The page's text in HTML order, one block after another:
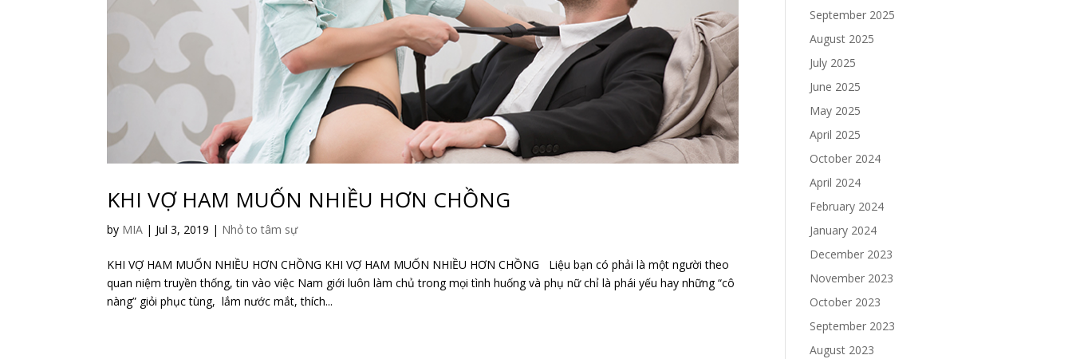
KHI VỢ HAM MUỐN NHIỀU HƠN CHỒNG
by MIA | Jul 3, 2019 | Nhỏ to tâm sự
KHI VỢ HAM MUỐN NHIỀU HƠN CHỒNG KHI VỢ HAM MUỐN NHIỀU HƠN CHỒNG Liệu bạn có phải là một người theo
quan niệm truyền thống, tin vào việc Nam giới luôn làm chủ trong mọi tình huống và phụ nữ chỉ là phái yếu hay những “cô
nàng” giỏi phục tùng, lắm nước mắt, thích...
September 2025
August 2025
July 2025
June 2025
May 2025
April 2025
October 2024
April 2024
February 2024
January 2024
December 2023
November 2023
October 2023
September 2023
August 2023